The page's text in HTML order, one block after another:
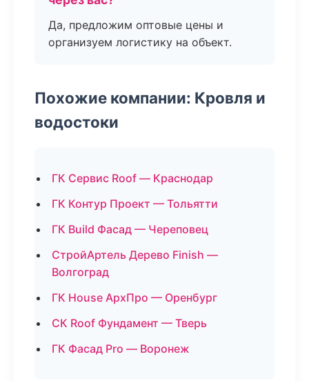
Да, предложим оптовые цены и
организуем логистику на объект.
Похожие компании: Кровля и
водостоки
ГК Сервис Roof — Краснодар
ГК Контур Проект — Тольятти
ГК Build Фасад — Череповец
СтройАртель Дерево Finish —
Волгоград
ГК House АрхПро — Оренбург
СК Roof Фундамент — Тверь
ГК Фасад Pro — Воронеж